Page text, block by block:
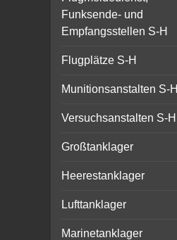
Funksende- und
Empfangsstellen S-H
Flugplätze S-H
Munitionsanstalten S-H
Versuchsanstalten S-H
Großtanklager
Heerestanklager
Lufttanklager
Marinetanklager